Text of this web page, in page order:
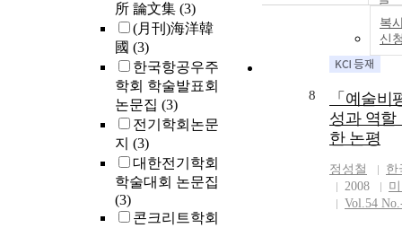
所 論文集 (3)
(月刊)海洋韓
國 (3)
한국항공우주
학회 학술발표회
논문집 (3)
전기학회논문
지 (3)
대한전기학회
학술대회 논문집
(3)
콘크리트학회
복
신
8
「예술비
성과 역할
한 논평
정성철
한
2008
Vol.54